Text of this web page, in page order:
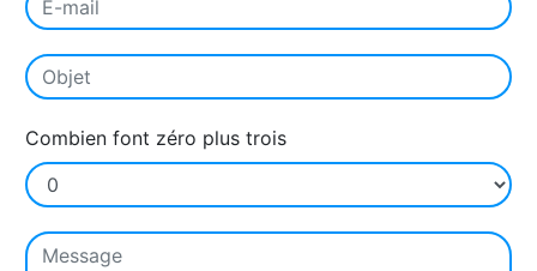
Combien font zéro plus trois